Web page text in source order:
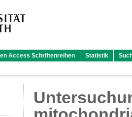
Access Schriftenreihen Statistik